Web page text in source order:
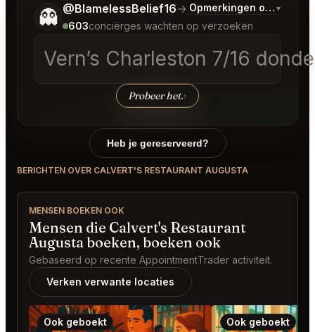
👻 @BlamelessBelief16→ Opmerkingen over
▾
603conciërges wachten op verzoeken
Vern’s Charleston 7/16
Probeer het.↑
Vertel me wat je wilt.
Heb je gereserveerd?
BERICHTEN OVER CALVERT'S RESTAURANT AUGUSTA
MENSEN BOEKEN OOK
Mensen die Calvert's Restaurant
Augusta boeken, boeken ook
Gebaseerd op recente AppointmentTrader activiteit.
Verken verwante locaties
Ook geboekt Ook geboekt